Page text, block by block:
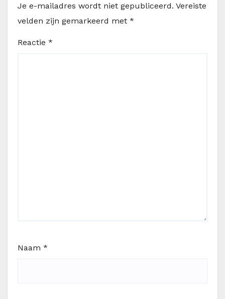
Je e-mailadres wordt niet gepubliceerd. Vereiste
velden zijn gemarkeerd met *
Reactie *
Naam *